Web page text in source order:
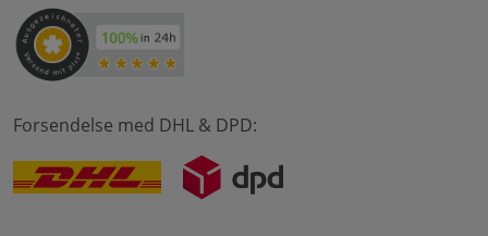
Forsendelse med DHL & DPD: